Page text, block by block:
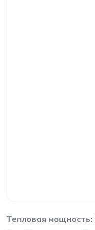
Тепловая мощность: